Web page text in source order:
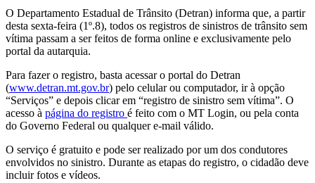
O Departamento Estadual de Trânsito (Detran) informa que, a partir
desta sexta-feira (1º.8), todos os registros de sinistros de trânsito sem
vítima passam a ser feitos de forma online e exclusivamente pelo
portal da autarquia.
Para fazer o registro, basta acessar o portal do Detran
(www.detran.mt.gov.br) pelo celular ou computador, ir à opção
“Serviços” e depois clicar em “registro de sinistro sem vítima”. O
acesso à página do registro é feito com o MT Login, ou pela conta
do Governo Federal ou qualquer e-mail válido.
O serviço é gratuito e pode ser realizado por um dos condutores
envolvidos no sinistro. Durante as etapas do registro, o cidadão deve
incluir fotos e vídeos.